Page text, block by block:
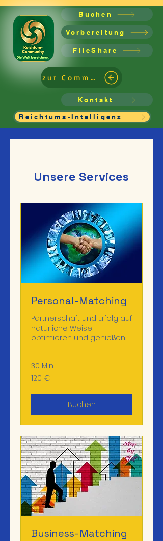
Buchen
FileShare
Reichtums-Intelligenz
Vorbereitung
Kontakt
zur Community
Unsere Services
Personal-Matching
Partnerschaft und Erfolg auf
natürliche Weise
optimieren und genießen.
30 Min.
120
Euro
120 €
Buchen
Business-Matching